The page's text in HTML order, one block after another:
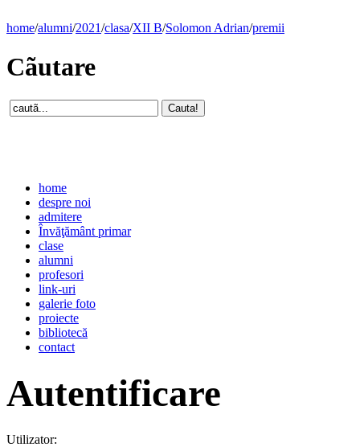
home/alumni/2021/clasa/XII B/Solomon Adrian/premii
Cãutare
home
despre noi
admitere
Învăţământ primar
clase
alumni
profesori
link-uri
galerie foto
proiecte
bibliotecă
contact
Autentificare
Utilizator: